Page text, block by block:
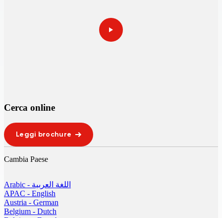
Cerca online
Leggi brochure
Cambia Paese
Arabic - اللغة العربية
APAC - English
Austria - German
Belgium - Dutch